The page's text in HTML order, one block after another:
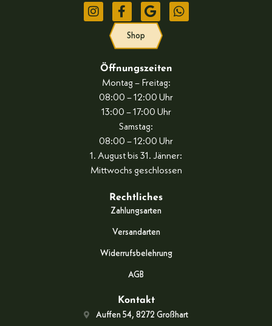
Shop
Öffnungszeiten
Montag – Freitag:
08:00 – 12:00 Uhr
13:00 – 17:00 Uhr
Samstag:
08:00 – 12:00 Uhr
1. August bis 31. Jänner:
Mittwochs geschlossen
Rechtliches
Zahlungsarten
Versandarten
Widerrufsbelehrung
AGB
Kontakt
Auffen 54, 8272 Großhart